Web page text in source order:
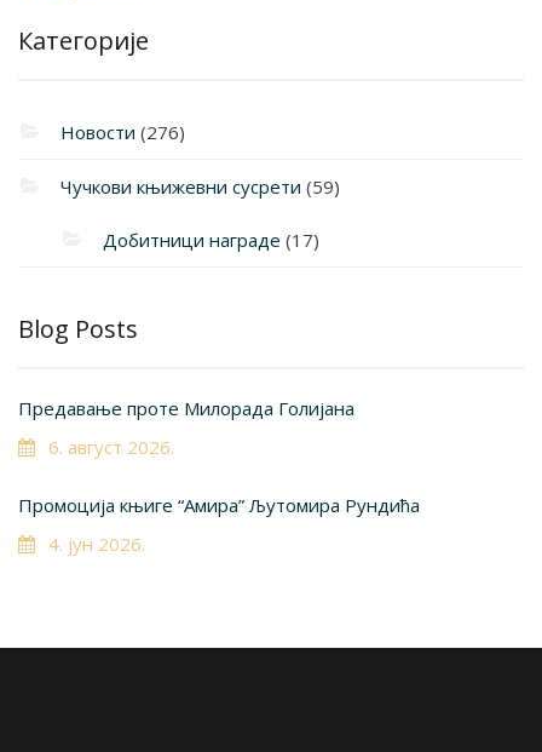
Категорије
Новости (276)
Чучкови књижевни сусрети (59)
Добитници награде (17)
Blog Posts
Предавање проте Милорада Голијана
6. август 2026.
Промоција књиге “Амира” Љутомира Рундића
4. јун 2026.